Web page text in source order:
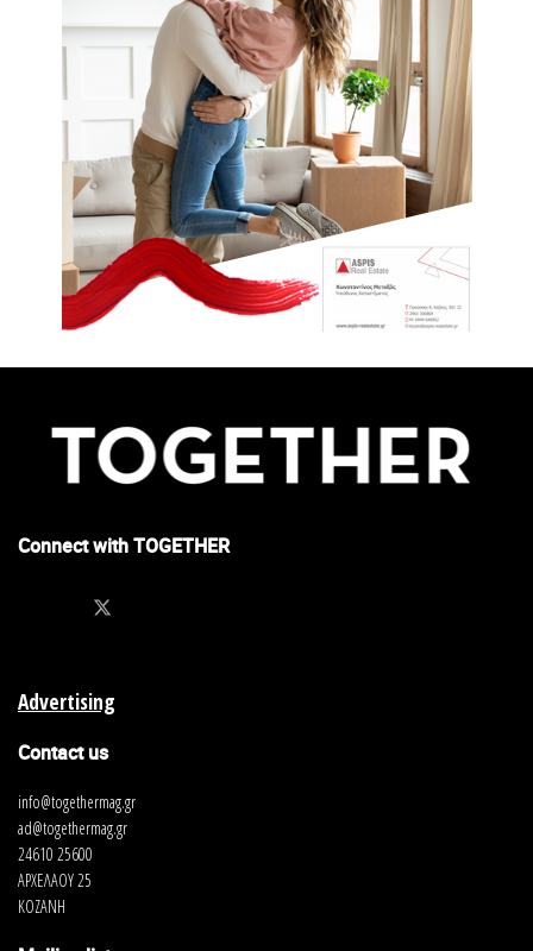
Connect with TOGETHER
Advertising
Contact us
info@togethermag.gr
ad@togethermag.gr
24610 25600
ΑΡΧΕΛΑΟΥ 25
ΚΟΖΑΝΗ